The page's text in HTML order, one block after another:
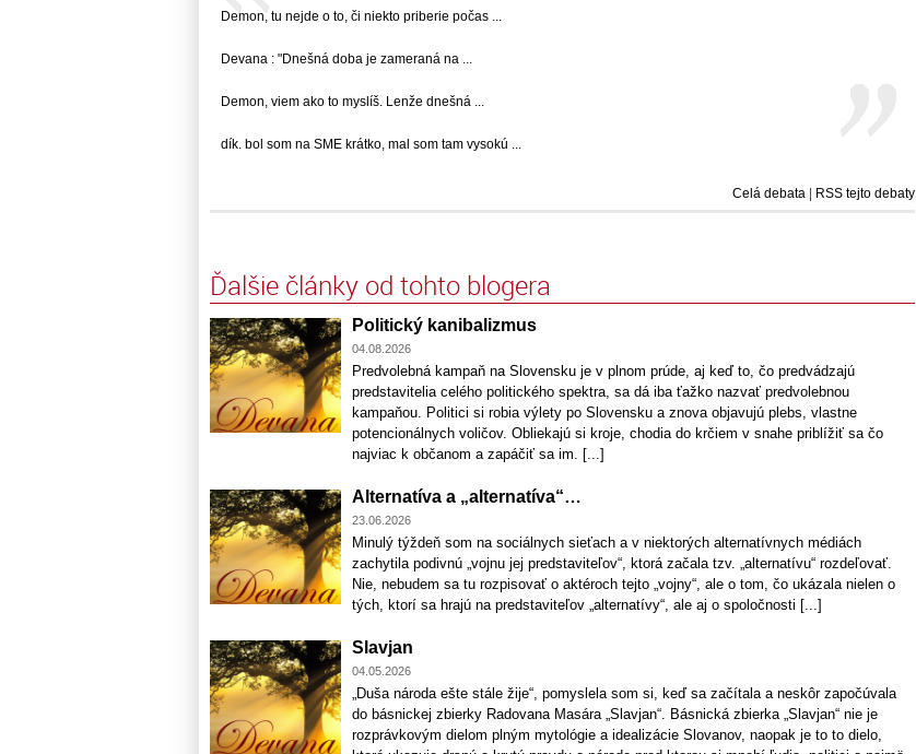
Demon, tu nejde o to, či niekto priberie počas ...
Devana : "Dnešná doba je zameraná na ...
Demon, viem ako to myslíš. Lenže dnešná ...
dík. bol som na SME krátko, mal som tam vysokú ...
Celá debata | RSS tejto debaty
Ďalšie články od tohto blogera
Politický kanibalizmus
04.08.2026
Predvolebná kampaň na Slovensku je v plnom prúde, aj keď to, čo predvádzajú
predstavitelia celého politického spektra, sa dá iba ťažko nazvať predvolebnou
kampaňou. Politici si robia výlety po Slovensku a znova objavujú plebs, vlastne
potencionálnych voličov. Obliekajú si kroje, chodia do krčiem v snahe priblížiť sa čo
najviac k občanom a zapáčiť sa im. [...]
Alternatíva a „alternatíva“…
23.06.2026
Minulý týždeň som na sociálnych sieťach a v niektorých alternatívnych médiách
zachytila podivnú „vojnu jej predstaviteľov“, ktorá začala tzv. „alternatívu“ rozdeľovať.
Nie, nebudem sa tu rozpisovať o aktéroch tejto „vojny“, ale o tom, čo ukázala nielen o
tých, ktorí sa hrajú na predstaviteľov „alternatívy“, ale aj o spoločnosti [...]
Slavjan
04.05.2026
„Duša národa ešte stále žije“, pomyslela som si, keď sa začítala a neskôr započúvala
do básnickej zbierky Radovana Masára „Slavjan“. Básnická zbierka „Slavjan“ nie je
rozprávkovým dielom plným mytológie a idealizácie Slovanov, naopak je to to dielo,